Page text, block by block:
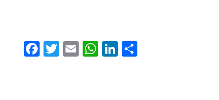
F T E W Li C